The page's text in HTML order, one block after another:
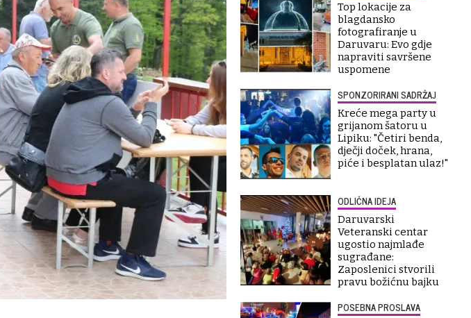
Top lokacije za
blagdansko
fotografiranje u
Daruvaru: Evo gdje
napraviti savršene
uspomene
SPONZORIRANI SADRŽAJ
Kreće mega party u
grijanom šatoru u
Lipiku: "Četiri benda,
dječji doček, hrana,
piće i besplatan ulaz!"
ODLIČNA IDEJA
Daruvarski
Veteranski centar
ugostio najmlađe
sugrađane:
Zaposlenici stvorili
pravu božićnu bajku
POSEBNA PROSLAVA